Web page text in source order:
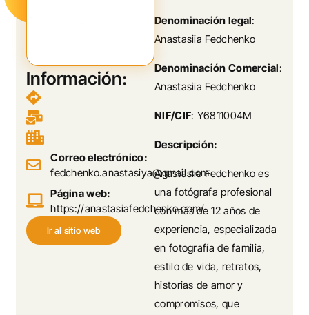
Denominación legal:
Anastasiia Fedchenko
Denominación Comercial:
Anastasiia Fedchenko
NIF/CIF: Y6811004M
Descripción:
Anastasiia Fedchenko es
una fotógrafa profesional
con más de 12 años de
experiencia, especializada
en fotografía de familia,
estilo de vida, retratos,
historias de amor y
compromisos, que
Información:
Correo electrónico:
fedchenko.anastasiya@gmail.com
Página web:
https://anastasiafedchenko.com/
Ir al sitio web